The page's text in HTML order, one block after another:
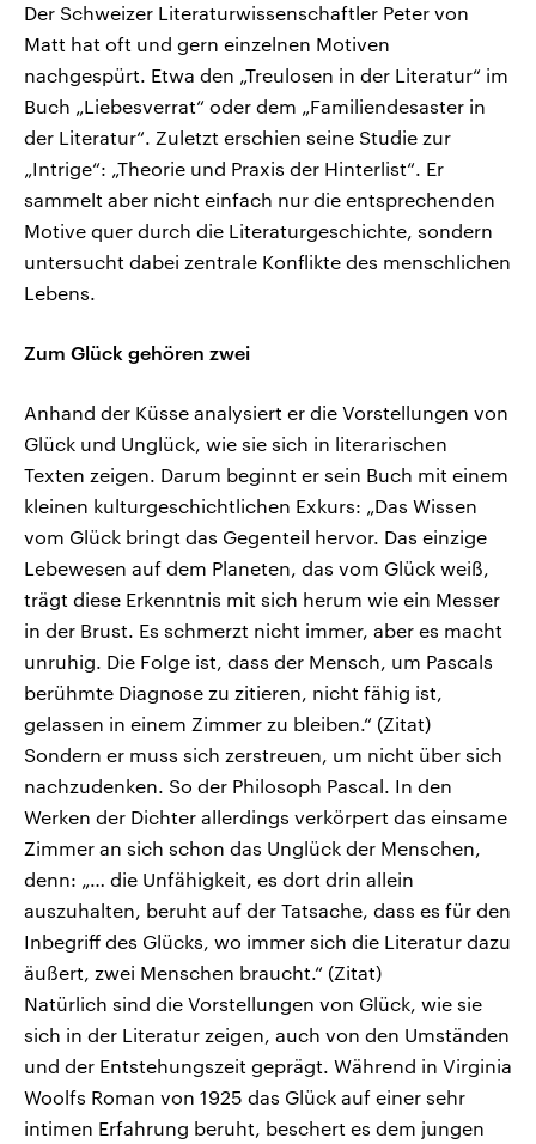
Der Schweizer Literaturwissenschaftler Peter von
Matt hat oft und gern einzelnen Motiven
nachgespürt. Etwa den „Treulosen in der Literatur“ im
Buch „Liebesverrat“ oder dem „Familiendesaster in
der Literatur“. Zuletzt erschien seine Studie zur
„Intrige“: „Theorie und Praxis der Hinterlist“. Er
sammelt aber nicht einfach nur die entsprechenden
Motive quer durch die Literaturgeschichte, sondern
untersucht dabei zentrale Konflikte des menschlichen
Lebens.
Zum Glück gehören zwei
Anhand der Küsse analysiert er die Vorstellungen von
Glück und Unglück, wie sie sich in literarischen
Texten zeigen. Darum beginnt er sein Buch mit einem
kleinen kulturgeschichtlichen Exkurs: „Das Wissen
vom Glück bringt das Gegenteil hervor. Das einzige
Lebewesen auf dem Planeten, das vom Glück weiß,
trägt diese Erkenntnis mit sich herum wie ein Messer
in der Brust. Es schmerzt nicht immer, aber es macht
unruhig. Die Folge ist, dass der Mensch, um Pascals
berühmte Diagnose zu zitieren, nicht fähig ist,
gelassen in einem Zimmer zu bleiben.“ (Zitat)
Sondern er muss sich zerstreuen, um nicht über sich
nachzudenken. So der Philosoph Pascal. In den
Werken der Dichter allerdings verkörpert das einsame
Zimmer an sich schon das Unglück der Menschen,
denn: „… die Unfähigkeit, es dort drin allein
auszuhalten, beruht auf der Tatsache, dass es für den
Inbegriff des Glücks, wo immer sich die Literatur dazu
äußert, zwei Menschen braucht.“ (Zitat)
Natürlich sind die Vorstellungen von Glück, wie sie
sich in der Literatur zeigen, auch von den Umständen
und der Entstehungszeit geprägt. Während in Virginia
Woolfs Roman von 1925 das Glück auf einer sehr
intimen Erfahrung beruht, beschert es dem jungen